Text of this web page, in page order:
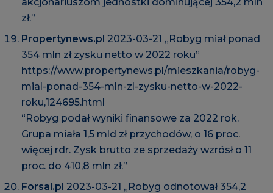
zł.”
Propertynews.pl 2023-03-21 „Robyg miał ponad
354 mln zł zysku netto w 2022 roku”
https://www.propertynews.pl/mieszkania/robyg-
mial-ponad-354-mln-zl-zysku-netto-w-2022-
roku,124695.html
“Robyg podał wyniki finansowe za 2022 rok.
Grupa miała 1,5 mld zł przychodów, o 16 proc.
więcej rdr. Zysk brutto ze sprzedaży wzrósł o 11
proc. do 410,8 mln zł.”
Forsal.pl 2023-03-21 „Robyg odnotował 354,2